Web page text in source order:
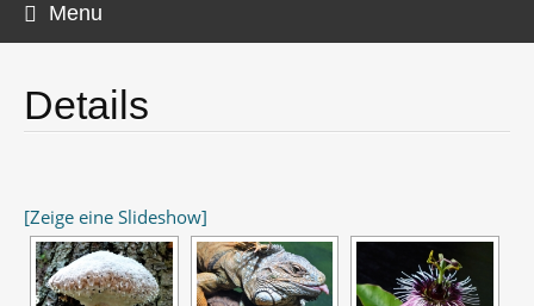
Menu
Details
[Zeige eine Slideshow]